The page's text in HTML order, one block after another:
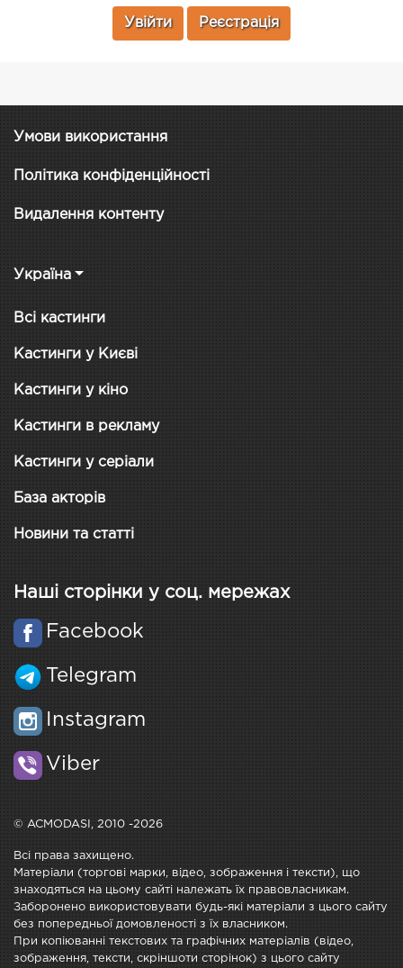
Увійти Реєстрація
Умови використання
Політика конфіденційності
Видалення контенту
Україна
Всі кастинги
Кастинги у Києві
Кастинги у кіно
Кастинги в рекламу
Кастинги у серіали
База акторів
Новини та статті
Наші сторінки у соц. мережах
Facebook
Telegram
Instagram
Viber
© ACMODASI, 2010 -2026
Всі права захищено.
Матеріали (торгові марки, відео, зображення і тексти), що
знаходяться на цьому сайті належать їх правовласникам.
Заборонено використовувати будь-які матеріали з цього сайту
без попередньої домовленості з їх власником.
При копіюванні текстових та графічних матеріалів (відео,
зображення, тексти, скріншоти сторінок) з цього сайту